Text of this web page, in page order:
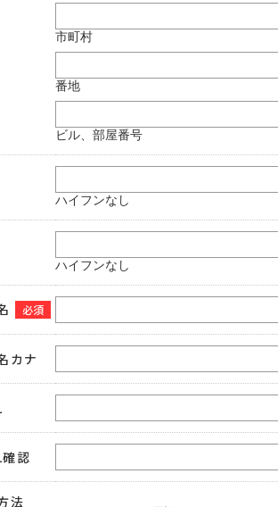
市町村
番地
ビル、部屋番号
ハイフンなし
ハイフンなし
必須
カナ
認
法